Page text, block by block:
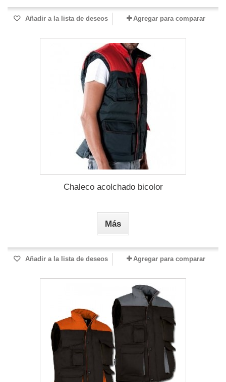
Añadir a la lista de deseos Agregar para comparar
Chaleco acolchado bicolor
Más
Añadir a la lista de deseos Agregar para comparar